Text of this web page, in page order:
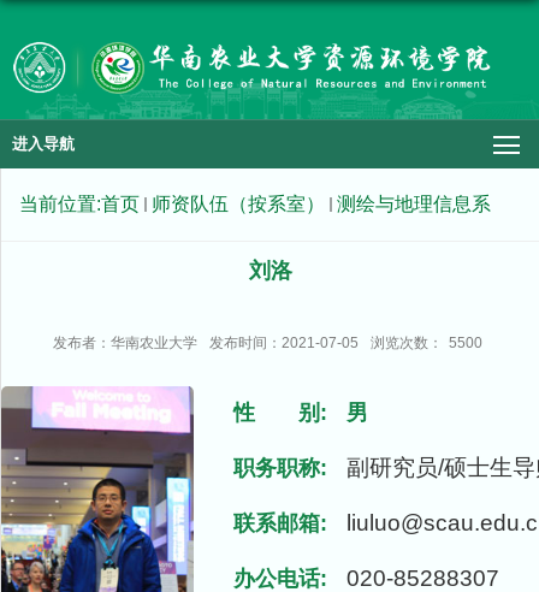
进入导航
当前位置:首页 师资队伍（按系室） 测绘与地理信息系
刘洛
发布者：华南农业大学 发布时间：2021-07-05 浏览次数： 5500
性 别: 男
职务职称: 副研究员/硕士生
联系邮箱:
办公电话: 020-85288307